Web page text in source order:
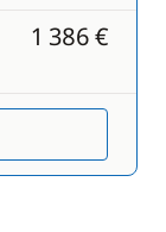
1 386 €